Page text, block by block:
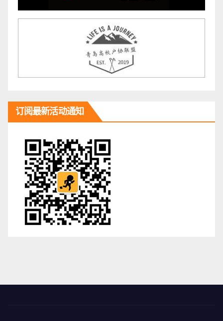
订阅最新活动通知